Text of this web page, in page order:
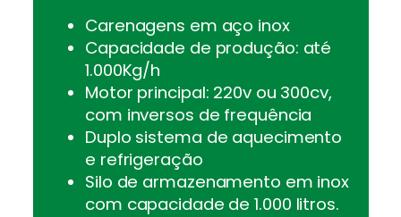
Carenagens em aço inox
Capacidade de produção: até
1.000Kg/h
Motor principal: 220v ou 300cv,
com inversos de frequência
Duplo sistema de aquecimento
e refrigeração
Silo de armazenamento em inox
com capacidade de 1.000 litros.